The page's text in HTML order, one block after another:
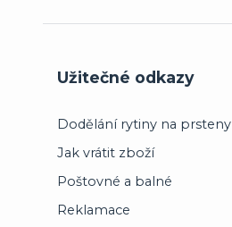
Užitečné odkazy
Dodělání rytiny na prsteny
Jak vrátit zboží
Poštovné a balné
Reklamace